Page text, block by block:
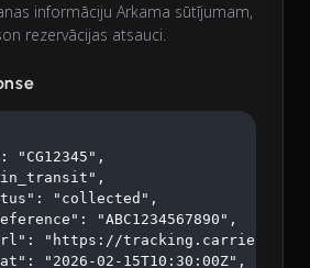
informāciju Arkama sūtījumam,
rezervācijas atsauci.
"CG12345",
"collected",
"ABC1234567890",
"https://
"2026-02-15T10:30:00Z",